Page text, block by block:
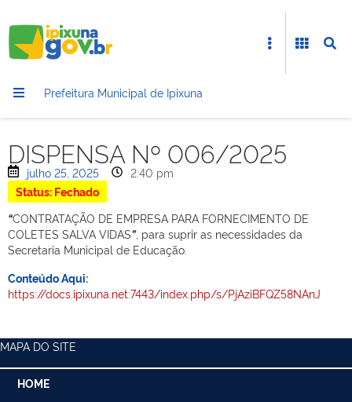
Prefeitura Municipal de Ipixuna
DISPENSA Nº 006/2025
julho 25, 2025
2:40 pm
Status: Fechado
“CONTRATAÇÃO DE EMPRESA PARA FORNECIMENTO DE
COLETES SALVA VIDAS”, para suprir as necessidades da
Secretaria Municipal de Educação.
Conteúdo Aqui:
https://docs.ipixuna.net:7443/index.php/s/PjAziBFQZ58NAnJ
MAPA DO SITE
HOME